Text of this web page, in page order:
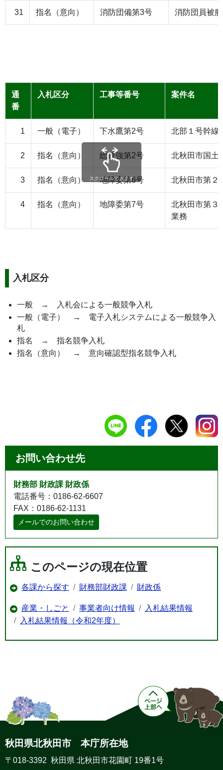
31 指名（意向） 消防団備第3号 消防団員被
通
番
入札区分 工事等番号 案件名
1 一般（電子） 下水鷹第2号 北部１号幹線
2 指名（意向） 総政強第2号 北秋田市国土
3 指名（意向） 地障委第6号 北秋田市第２
4 指名（意向） 地障委第7号
北秋田市第３
業務
スクロールできます
入札区分
一般 → 入札会による一般競争入札
一般（電子） → 電子入札システムによる一般競争入
札
指名 → 指名競争入札
指名（意向） → 意向確認型指名競争入札
お問い合わせ先
財務部 財政課 財政係
電話番号：0186-62-6607
FAX：0186-62-1131
メールでのお問い合わせ
このページの現在位置
各課から探す 財務部財政課 財政係
産業・しごと 事業者向け情報
入札結果情報
入札結果情報（令和2年度）
秋田県北秋田市 本庁所在地
〒018-3392 秋田県 北秋田市花園町 19番1号